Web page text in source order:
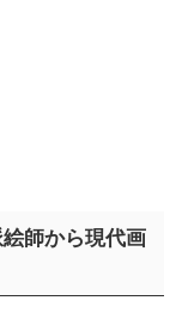
師から現代画